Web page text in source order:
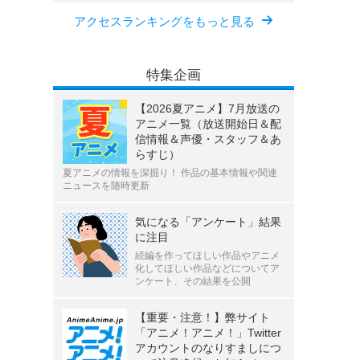
アクセスランキングをもっと見る
特集企画
【2026夏アニメ】7月放送の
アニメ一覧（放送開始日＆配
信情報＆声優・スタッフ＆あ
らすじ）
夏アニメの情報を深掘り！ 作品の基本情報や関連
ニュースを随時更新
気になる「アンケート」結果
に注目
続編を作ってほしい作品やアニメ
化してほしい作品などについてア
ンケート、その結果を公開
【重要・注意！】弊サイト
「アニメ！アニメ！」Twitter
アカウントのなりすましにつ